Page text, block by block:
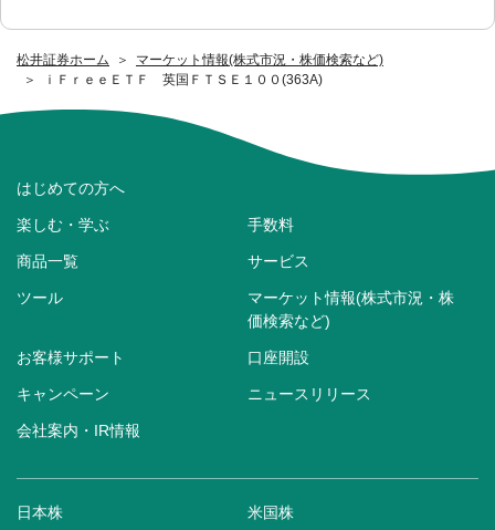
松井証券ホーム
マーケット情報(株式市況・株価検索など)
ｉＦｒｅｅＥＴＦ 英国ＦＴＳＥ１００(363A)
はじめての方へ
楽しむ・学ぶ 手数料
商品一覧 サービス
ツール
マーケット情報(株式市況・株
価検索など)
お客様サポート 口座開設
キャンペーン ニュースリリース
会社案内・IR情報
日本株 米国株